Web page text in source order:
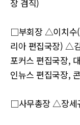
장 겸직)
□부회장 △이치수(
리아 편집국장) △
포커스 편집국장,
인뉴스 편집국장,
□사무총장 △장세